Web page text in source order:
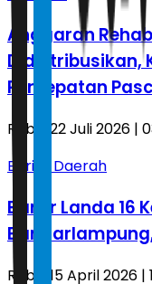
Anggaran
Didistribusikan,
Percepatan
Rabu, 22 Juli 2026 |
Berita Daerah
Banjir Landa 16
Rabu, 15 April 2026 |